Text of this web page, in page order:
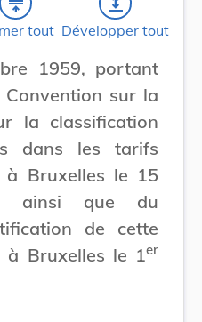
tout Développer tout
1959, portant
sur la
la classification
dans les tarifs
à Bruxelles le 15
ainsi que du
de cette
à Bruxelles le 1er